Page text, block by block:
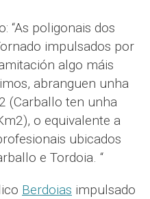
“As poligonais dos
impulsados por
algo máis
abranguen unha
(Carballo ten unha
o equivalente a
ubicados
e Tordoia. “
Berdoias impulsado